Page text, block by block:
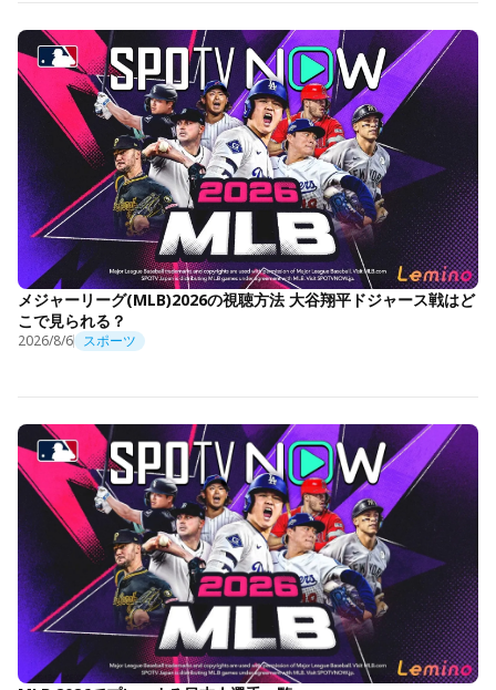
メジャーリーグ(MLB)2026の視聴方法 大谷翔平ドジャース戦はど
こで見られる？
2026/8/6 スポーツ